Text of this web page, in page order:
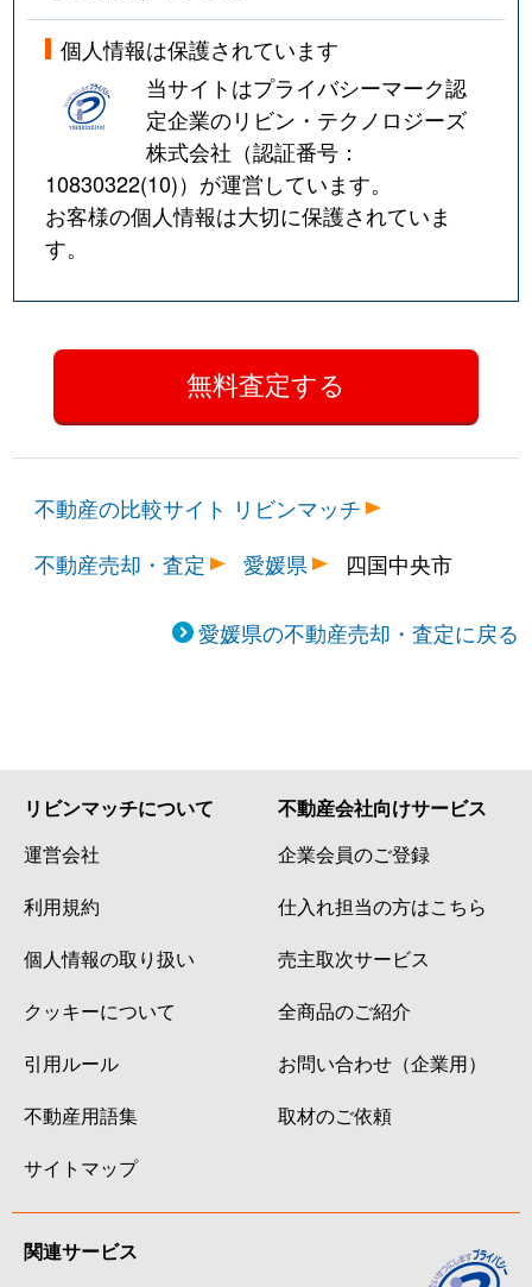
個人情報は保護されています
当サイトはプライバシーマーク認
定企業のリビン・テクノロジーズ
株式会社（認証番号：
10830322(10)）が運営しています。
お客様の個人情報は大切に保護されていま
す。
不動産の比較サイト リビンマッチ
不動産売却・査定
愛媛県 四国中央市
愛媛県の不動産売却・査定に戻る
リビンマッチについて
運営会社
利用規約
個人情報の取り扱い
クッキーについて
引用ルール
不動産用語集
サイトマップ
不動産会社向けサービス
企業会員のご登録
仕入れ担当の方はこちら
売主取次サービス
全商品のご紹介
お問い合わせ（企業用）
取材のご依頼
関連サービス